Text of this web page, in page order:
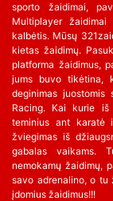
sporto žaidimai,
Multiplayer
kalbėtis. Mūsų
kietas žaidimų.
platforma žaidimus,
jums buvo tikėtina,
deginimas
Racing. Kai kurie
teminius ant karatė
žviegimas iš
gabalas vaikams.
nemokamų žaidimų,
savo adrenalino, o tu
įdomius žaidimus!!!